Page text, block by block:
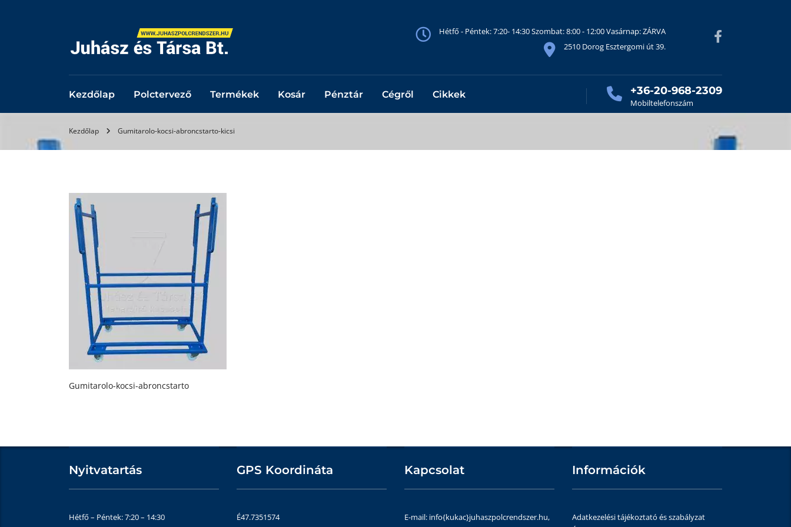
Hétfő - Péntek: 7:20- 14:30 Szombat: 8:00 - 12:00 Vasárnap: ZÁRVA
2510 Dorog Esztergomi út 39.
Kezdőlap Polctervező Termékek Kosár Pénztár Cégről Cikkek +36-20-968-2309
Mobiltelefonszám
Kezdőlap Gumitarolo-kocsi-abroncstarto-kicsi
Gumitarolo-kocsi-abroncstarto
Nyitvatartás
Hétfő – Péntek: 7:20 – 14:30
GPS Koordináta
É47.7351574
Kapcsolat
E-mail: info{kukac}juhaszpolcrendszer.hu,
Információk
Adatkezelési tájékoztató és szabályzat